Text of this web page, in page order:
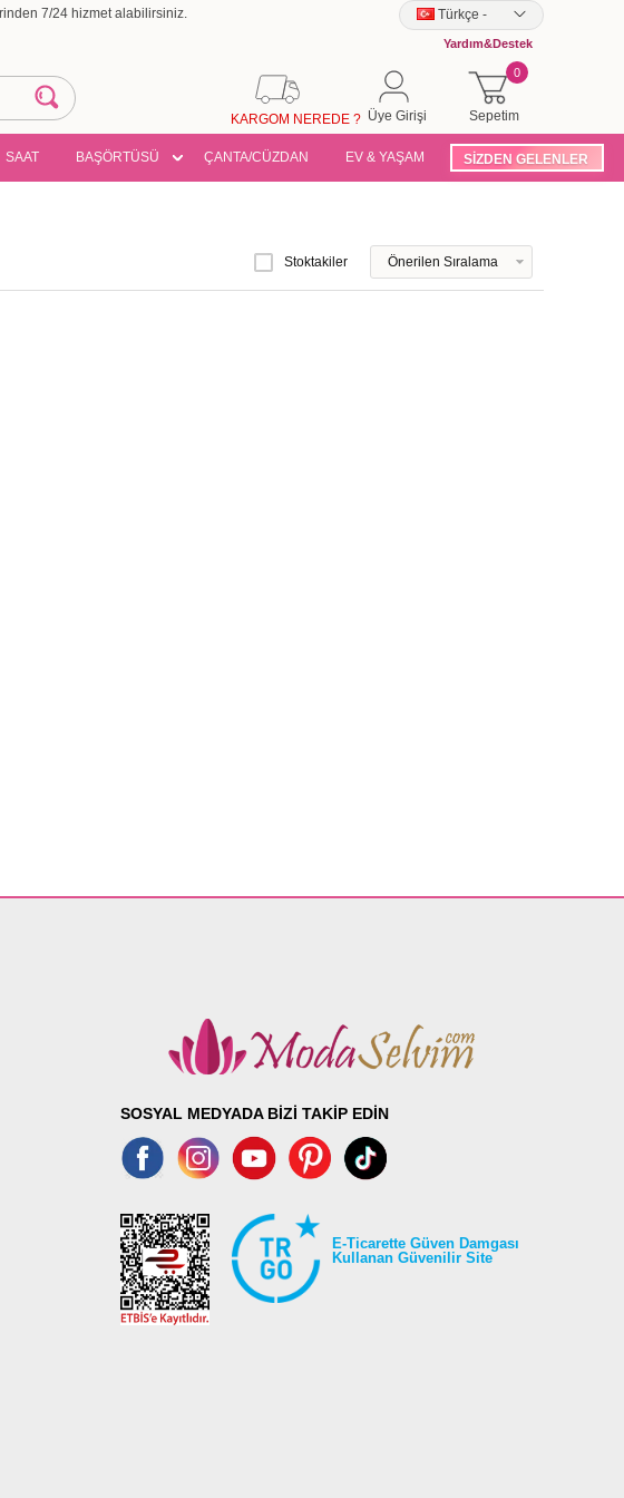
7/24 hizmet alabilirsiniz. Türkçe -
Yardım&Destek
Sepetim
0
Üye Girişi
KARGOM NEREDE ?
SAAT BAŞÖRTÜSÜ ÇANTA/CÜZDAN EV & YAŞAM SİZDEN GELENLER
Stoktakiler
SOSYAL MEDYADA BİZİ TAKİP EDİN
E-Ticarette Güven Damgası
Kullanan Güvenilir Site